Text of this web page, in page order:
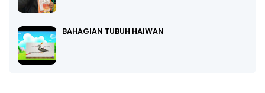
BAHAGIAN TUBUH HAIWAN